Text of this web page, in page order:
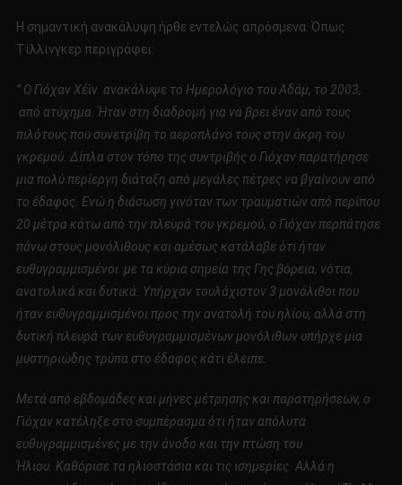
Η σημαντική ανακάλυψη ήρθε εντελώς απρόσμενα. Όπως
Τίλλινγκερ περιγράφει:
” Ο Γιόχαν Χέϊν ανακάλυψε το Ημερολόγιο του Αδάμ, το 2003,
από ατύχημα. Ήταν στη διαδρομή για να βρει έναν από τους
πιλότους που συνετρίβη το αεροπλάνο τους στην άκρη του
γκρεμού. Δίπλα στον τόπο της συντριβής ο Γιόχαν παρατήρησε
μια πολύ περίεργη διάταξη από μεγάλες πέτρες να βγαίνουν από
το έδαφος. Ενώ η διάσωση γινόταν των τραυματιών από περίπου
20 μέτρα κάτω από την πλευρά του γκρεμού, ο Γιόχαν περπάτησε
πάνω στους μονόλιθους και αμέσως κατάλαβε ότι ήταν
ευθυγραμμισμένοι με τα κύρια σημεία της Γης βόρεια, νότια,
ανατολικά και δυτικά. Υπήρχαν τουλάχιστον 3 μονόλιθοι που
ήταν ευθυγραμμισμένοι προς την ανατολή του ηλίου, αλλά στη
δυτική πλευρά των ευθυγραμμισμένων μονόλιθων υπήρχε μια
μυστηριώδης τρύπα στο έδαφος κάτι έλειπε.
Μετά από εβδομάδες και μήνες μέτρησης και παρατηρήσεων, ο
Γιόχαν κατέληξε στο συμπέρασμα ότι ήταν απόλυτα
ευθυγραμμισμένες με την άνοδο και την πτώση του
Ήλιου. Καθόρισε τα ηλιοστάσια και τις ισημερίες. Αλλά η